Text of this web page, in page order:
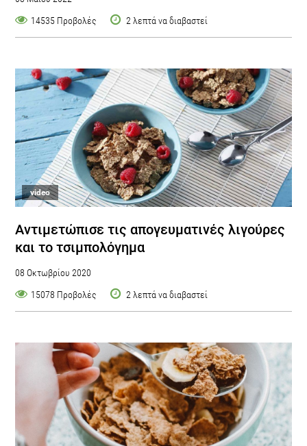
14535 Προβολές
2 λεπτά να διαβαστεί
video
Αντιμετώπισε τις απογευματινές λιγούρες
και το τσιμπολόγημα
08 Οκτωβρίου 2020
15078 Προβολές
2 λεπτά να διαβαστεί